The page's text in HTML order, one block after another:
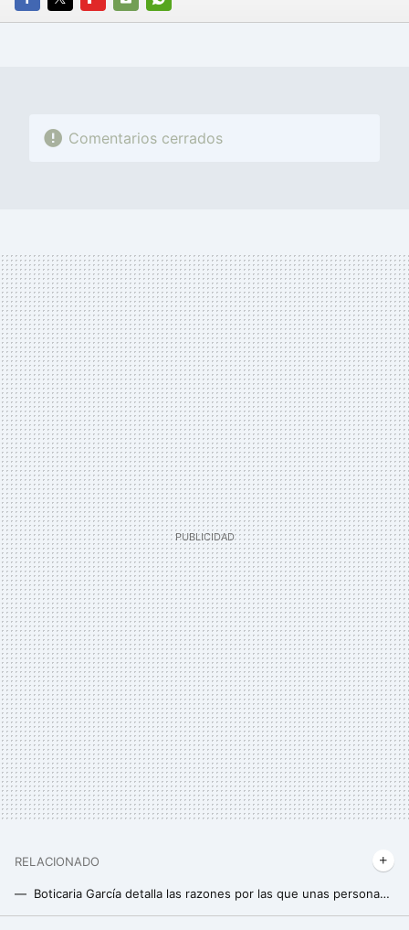
FACEBOOK
TWITTERFLIPBOARD
E-
WHATSAPP
Comentarios cerrados
RELACIONADO
Boticaria García detalla las razones por las que unas personas son más "de dulce" y otras más "de salado"